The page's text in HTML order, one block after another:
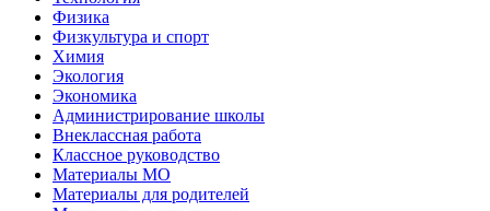
Физика
Физкультура и спорт
Химия
Экология
Экономика
Администрирование школы
Внеклассная работа
Классное руководство
Материалы МО
Материалы для родителей